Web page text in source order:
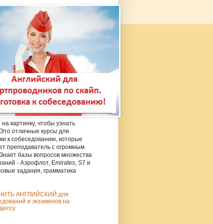
картинку, чтобы узнать
отличные курсы для
к собеседованию, которые
преподаватель с огромным
базы вопросов множества
- Аэрофлот, Emirates, S7 и
задания, грамматика
АНГЛИЙСКИЙ для
и экзаменов на